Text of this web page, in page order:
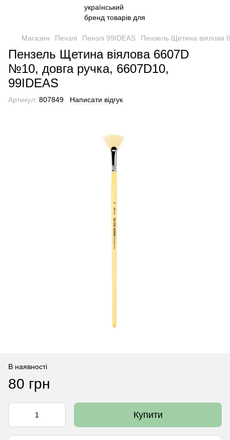
Магазин Пензлі Пензлі 99IDEAS Пензель Щетина віялова
Пензель Щетина віялова 6607D
№10, довга ручка, 6607D10,
99IDEAS
Артикул: 807849 Написати відгук
В наявності
80 грн
Купити